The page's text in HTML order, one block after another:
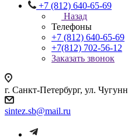
+7 (812) 640-65-69
Назад
Телефоны
+7 (812) 640-65-69
+7(812) 702-56-12
Заказать звонок
г. Санкт-Петербург, ул.
sintez.sb@mail.ru